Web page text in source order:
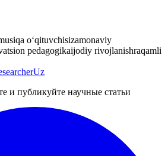
o‘qituvchisizamonaviy
pedagogikaijodiy rivojlanishraqamli
и публикуйте научные статьи